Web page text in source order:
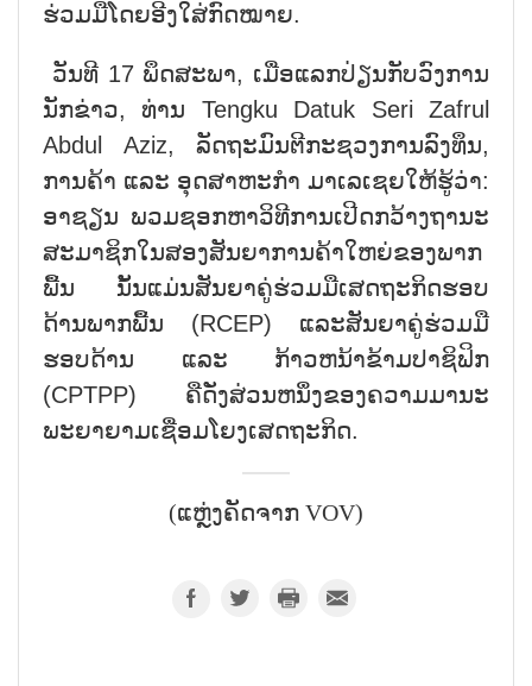
ຮ່ວມມືໂດຍອີງໃສ່ກົດໝາຍ.
ວັນທີ 17 ພຶດສະພາ, ເມື່ອແລກປ່ຽນກັບວົງການ
ນັກຂ່າວ, ທ່ານ Tengku Datuk Seri Zafrul
Abdul Aziz, ລັດຖະມົນຕີກະຊວງການລົງທຶນ,
ການຄ້າ ແລະ ອຸດສາຫະກຳ ມາເລເຊຍໃຫ້ຮູ້ວ່າ:
ອາຊຽນ ພວມຊອກຫາວິທີການເປີດກວ້າງຖານະ
ສະມາຊິກໃນສອງສັນຍາການຄ້າໃຫຍ່ຂອງພາກ
ພື້ນ ນັ້ນແມ່ນສັນຍາຄູ່ຮ່ວມມືເສດຖະກິດຮອບ
ດ້ານພາກພື້ນ (RCEP) ແລະສັນຍາຄູ່ຮ່ວມມື
ຮອບດ້ານ ແລະ ກ້າວຫນ້າຂ້າມປາຊິຟິກ
(CPTPP) ຄືດັ່ງສ່ວນຫນຶ່ງຂອງຄວາມມານະ
ພະຍາຍາມເຊື່ອມໂຍງເສດຖະກິດ.
(ແຫຼ່ງຄັດຈາກ VOV)